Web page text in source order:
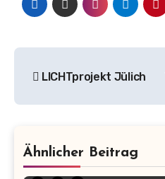
LICHTprojekt Jülich
Ähnlicher Beitrag